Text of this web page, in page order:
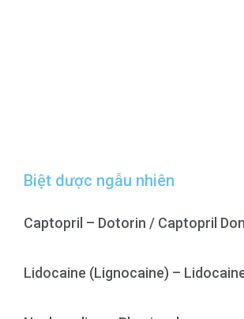
Biệt dược ngẫu nhiên
Captopril – Dotorin / Captopril
Lidocaine (Lignocaine) –